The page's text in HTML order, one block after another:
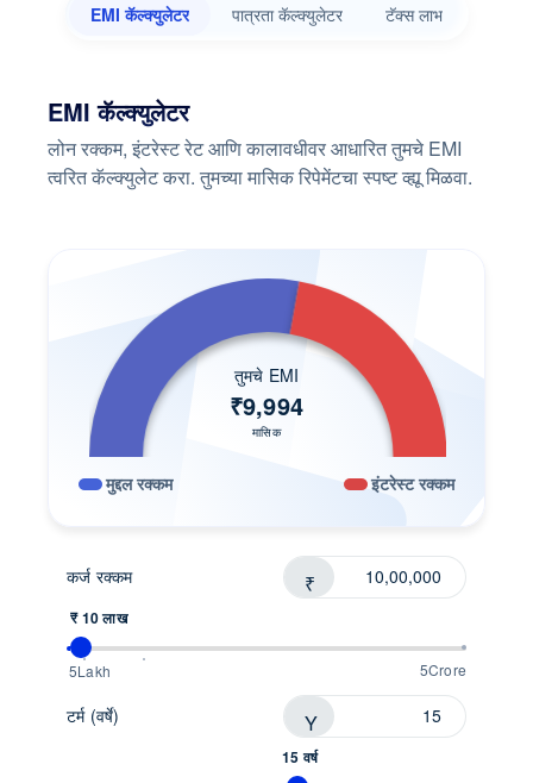
EMI कॅल्क्युलेटर पात्रता कॅल्क्युलेटर टॅक्स लाभ
EMI कॅल्क्युलेटर
लोन रक्कम, इंटरेस्ट रेट आणि कालावधीवर आधारित तुमचे EMI
त्वरित कॅल्क्युलेट करा. तुमच्या मासिक रिपेमेंटचा स्पष्ट व्ह्यू मिळवा.
तुमचे EMI
₹9,994
मासिक
मुद्दल रक्कम इंटरेस्ट रक्कम
कर्ज रक्कम ₹
₹ 10 लाख
5Lakh 5Crore
टर्म (वर्षे) Y
15 वर्ष